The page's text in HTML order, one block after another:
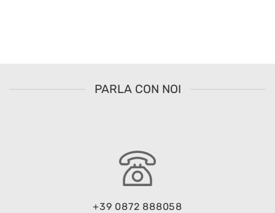
PARLA CON NOI
+39 0872 888058